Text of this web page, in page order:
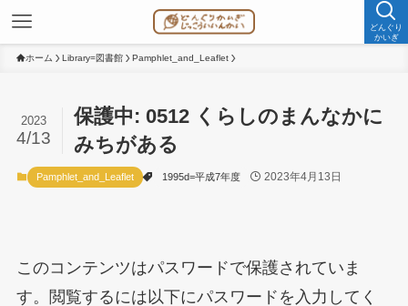
どんぐり
かいぎ
ホーム Library=図書館 Pamphlet_and_Leaflet
保護中: 0512 くらしのまんなかに
みちがある
2023
4/13
Pamphlet_and_Leaflet 1995d=平成7年度 2023年4月13日
このコンテンツはパスワードで保護されていま
す。閲覧するには以下にパスワードを入力してく